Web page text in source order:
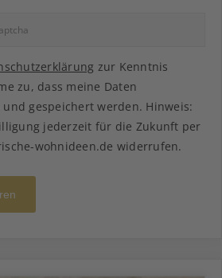
zur Kenntnis
zu, dass meine Daten
gespeichert werden. Hinweis:
jederzeit für die Zukunft per
wohnideen.de widerrufen.